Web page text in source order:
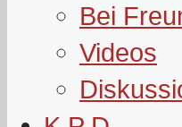
Bei
Videos